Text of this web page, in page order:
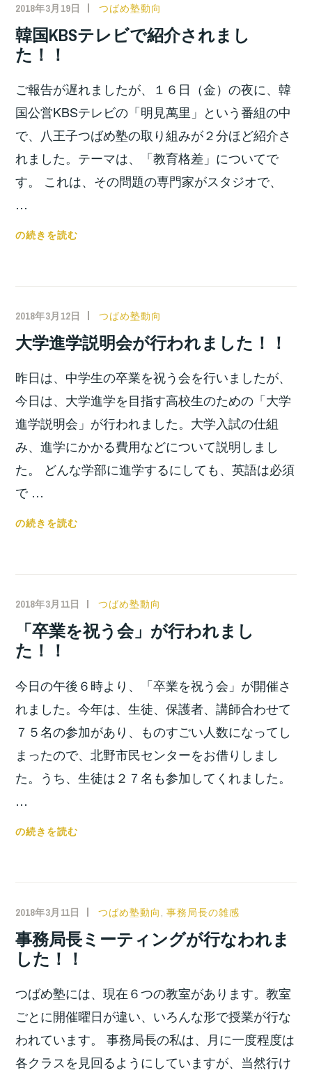
2018年3月19日
小
宮
位
つばめ塾動向
韓国KBSテレビで紹介されまし
た！！
ご報告が遅れましたが、１６日（金）の夜に、韓
国公営KBSテレビの「明見萬里」という番組の中
で、八王子つばめ塾の取り組みが２分ほど紹介さ
れました。テーマは、「教育格差」についてで
す。 これは、その問題の専門家がスタジオで、
…
韓
ビ
で
介
さ
れ
ま
し
た！！
の続きを読む
2018年3月12日
小
宮
位
つばめ塾動向
大学進学説明会が行われました！！
昨日は、中学生の卒業を祝う会を行いましたが、
今日は、大学進学を目指す高校生のための「大学
進学説明会」が行われました。大学入試の仕組
み、進学にかかる費用などについて説明しまし
た。 どんな学部に進学するにしても、英語は必須
で …
大
会
が
わ
れ
し
た！！
の続きを読む
2018年3月11日
小
宮
位
つばめ塾動向
「卒業を祝う会」が行われまし
た！！
今日の午後６時より、「卒業を祝う会」が開催さ
れました。今年は、生徒、保護者、講師合わせて
７５名の参加があり、ものすごい人数になってし
まったので、北野市民センターをお借りしまし
た。うち、生徒は２７名も参加してくれました。
…
「卒
会」
が
行
れ
ま
た！！
の続きを読む
2018年3月11日
小
つばめ塾動向 ,事務局長の雑感
事務局長ミーティングが行なわれま
した！！
つばめ塾には、現在６つの教室があります。教室
ごとに開催曜日が違い、いろんな形で授業が行な
われています。 事務局長の私は、月に一度程度は
各クラスを見回るようにしていますが、当然行け